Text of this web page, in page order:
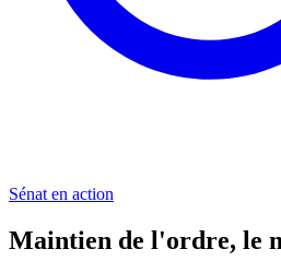
Sénat en action
Maintien de l'ordre, le